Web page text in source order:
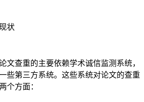
状
文查重的主要依赖学术诚信监测系统，
些第三方系统。这些系统对论文的查重
个方面：